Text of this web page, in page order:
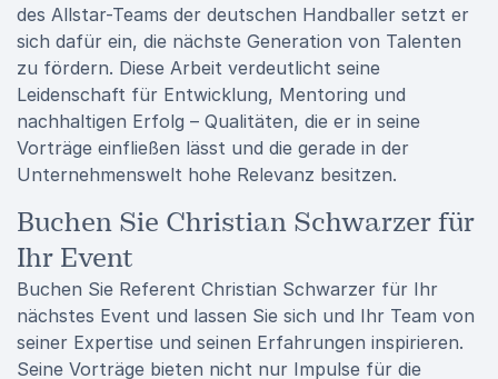
des Allstar-Teams der deutschen Handballer setzt er
sich dafür ein, die nächste Generation von Talenten
zu fördern. Diese Arbeit verdeutlicht seine
Leidenschaft für Entwicklung, Mentoring und
nachhaltigen Erfolg – Qualitäten, die er in seine
Vorträge einfließen lässt und die gerade in der
Unternehmenswelt hohe Relevanz besitzen.
Buchen Sie Christian Schwarzer für
Ihr Event
Buchen Sie Referent Christian Schwarzer für Ihr
nächstes Event und lassen Sie sich und Ihr Team von
seiner Expertise und seinen Erfahrungen inspirieren.
Seine Vorträge bieten nicht nur Impulse für die